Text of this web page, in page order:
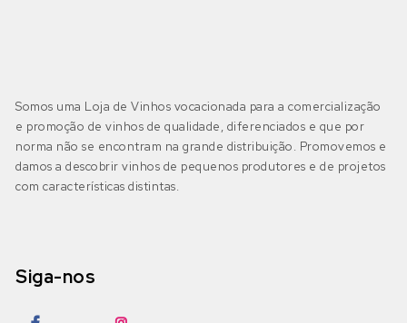
Somos uma Loja de Vinhos vocacionada para a comercialização
e promoção de vinhos de qualidade, diferenciados e que por
norma não se encontram na grande distribuição. Promovemos e
damos a descobrir vinhos de pequenos produtores e de projetos
com características distintas.
Siga-nos